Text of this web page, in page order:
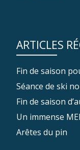
ARTICLES
Fin de saison
Séance de ski
Fin de saison
Un immense
Arêtes du pin